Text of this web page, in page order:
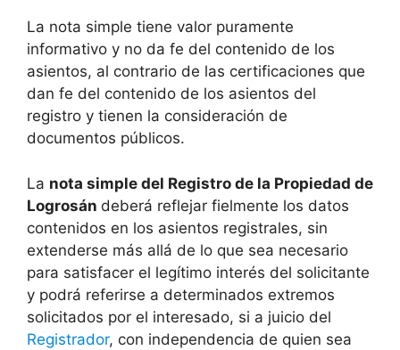
La nota simple tiene valor puramente
informativo y no da fe del contenido de los
asientos, al contrario de las certificaciones que
dan fe del contenido de los asientos del
registro y tienen la consideración de
documentos públicos.
La nota simple del Registro de la Propiedad de
Logrosán deberá reflejar fielmente los datos
contenidos en los asientos registrales, sin
extenderse más allá de lo que sea necesario
para satisfacer el legítimo interés del solicitante
y podrá referirse a determinados extremos
solicitados por el interesado, si a juicio del
Registrador, con independencia de quien sea